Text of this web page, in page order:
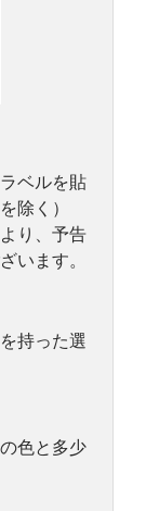
ベルを貼
除く）
り、予告
います。
持った選
色と多少